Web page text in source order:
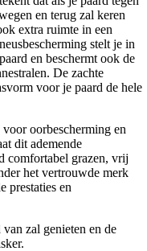
en terug zal keren
extra ruimte in een
stelt je in
en beschermt ook de
De zachte
voor je paard de hele
oorbescherming en
dit ademende
comfortabel grazen, vrij
het vertrouwde merk
prestaties en
zal genieten en de